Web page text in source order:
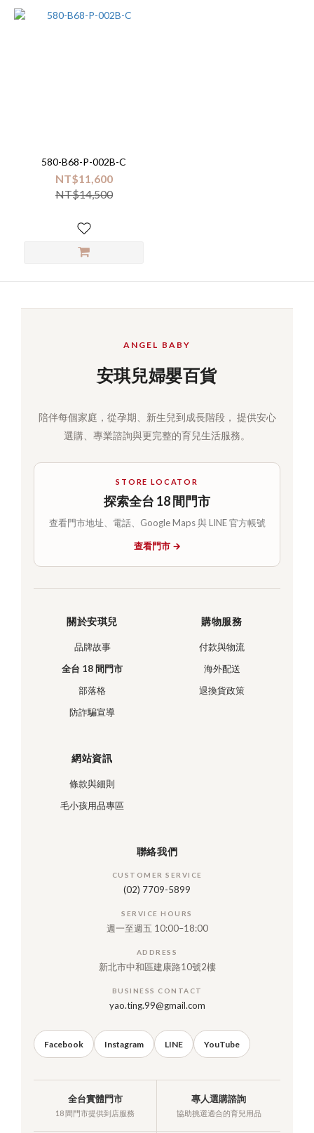
580-B68-P-002B-C
NT$11,600
NT$14,500
ANGEL BABY
安琪兒婦嬰百貨
陪伴每個家庭，從孕期、新生兒到成長階段， 提供安心
選購、專業諮詢與更完整的育兒生活服務。
STORE LOCATOR
探索全台 18 間門市
查看門市地址、電話、Google Maps 與 LINE 官方帳號
查看門市 →
關於安琪兒
品牌故事
全台 18 間門市
部落格
防詐騙宣導
購物服務
付款與物流
海外配送
退換貨政策
網站資訊
條款與細則
毛小孩用品專區
聯絡我們
CUSTOMER SERVICE
(02) 7709-5899
SERVICE HOURS
週一至週五 10:00–18:00
ADDRESS
新北市中和區建康路10號2樓
BUSINESS CONTACT
yao.ting.99@gmail.com
Facebook Instagram LINE YouTube
全台實體門市
18 間門市提供到店服務
專人選購諮詢
協助挑選適合的育兒用品